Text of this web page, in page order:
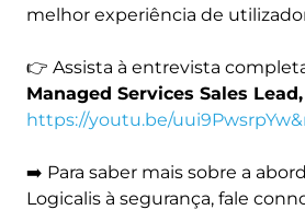
melhor experiência de
👉 Assista à entrevista
Managed Services Sales
https://youtu.be/
➡️ Para saber mais sobre a
Logicalis à segurança, fale